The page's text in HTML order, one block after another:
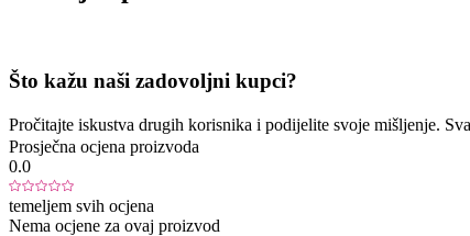
Što kažu naši zadovoljni kupci?
Pročitajte iskustva drugih korisnika i podijelite svoje mišljenje.
Prosječna ocjena proizvoda
0.0
temeljem svih ocjena
Nema ocjene za ovaj proizvod